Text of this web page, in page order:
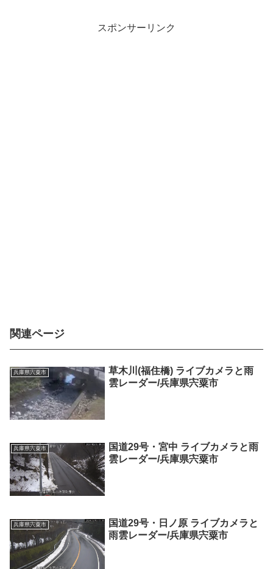
スポンサーリンク
関連ページ
兵庫県宍粟市
草木川(福住橋) ライブカメラと雨
雲レーダー/兵庫県宍粟市
兵庫県宍粟市
国道29号・宮中 ライブカメラと雨
雲レーダー/兵庫県宍粟市
兵庫県宍粟市
国道29号・日ノ原 ライブカメラと
雨雲レーダー/兵庫県宍粟市